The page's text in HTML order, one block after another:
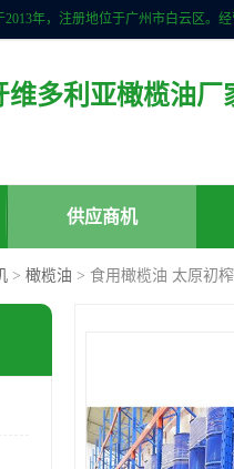
维多利亚橄榄油厂
供应商机
> 橄榄油 > 食用橄榄油 太原初